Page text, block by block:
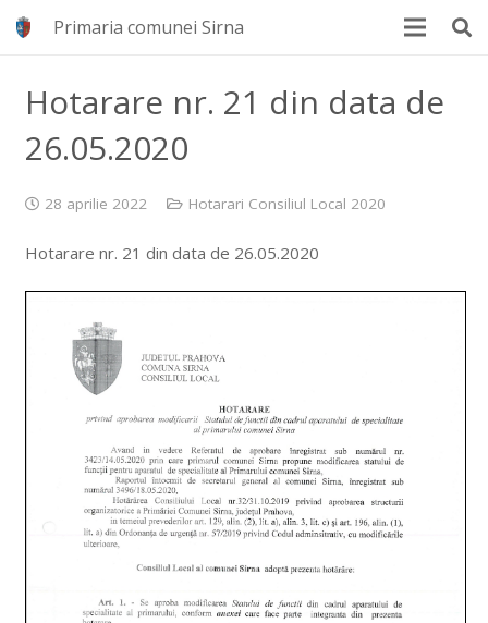
Primaria comunei Sirna
Hotarare nr. 21 din data de
26.05.2020
28 aprilie 2022 Hotarari Consiliul Local 2020
Hotarare nr. 21 din data de 26.05.2020